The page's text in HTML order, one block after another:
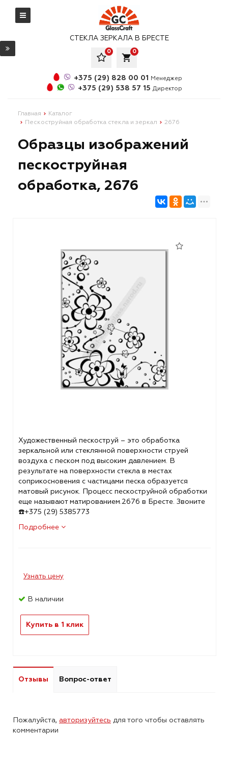
СТЕКЛА ЗЕРКАЛА В БРЕСТЕ
local_grocery_store
0
0
+375 (29) 828 00 01 Менеджер
+375 (29) 538 57 15 Директор
Главная
Каталог
Пескоструйная обработка стекла и зеркал
2676
Образцы изображений
пескоструйная
обработка, 2676
Художественный пескоструй – это обработка
зеркальной или стеклянной поверхности струей
воздуха с песком под высоким давлением. В
результате на поверхности стекла в местах
соприкосновения с частицами песка образуется
матовый рисунок. Процесс пескоструйной обработки
еще называют матированием.2676 в Бресте. Звоните
☎️+375 (29) 5385773
Подробнее
Узнать цену
В наличии
Купить в 1 клик
Отзывы Вопрос-ответ
Пожалуйста, авторизуйтесь для того чтобы оставлять
комментарии